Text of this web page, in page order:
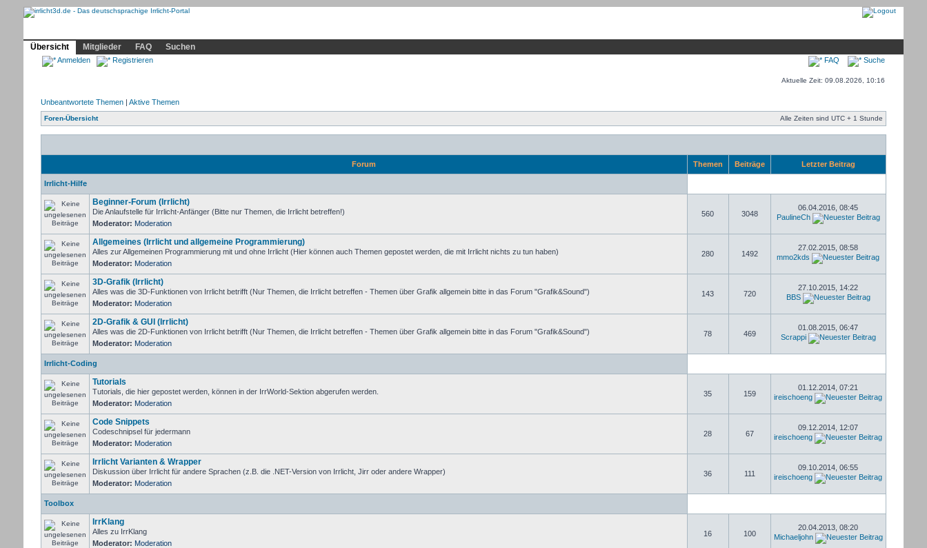
Übersicht
Mitglieder FAQ Suchen
Anmelden Registrieren FAQ Suche
Aktuelle Zeit: 09.08.2026, 10:16
Unbeantwortete Themen| Aktive Themen
Foren-Übersicht Alle Zeiten sind UTC + 1 Stunde
Forum Themen Beiträge Letzter Beitrag
Irrlicht-Hilfe
Beginner-Forum (Irrlicht)
Die Anlaufstelle für Irrlicht-Anfänger (Bitte nur Themen, die Irrlicht betreffen!)
Moderator: Moderation
560 3048
06.04.2016, 08:45
PaulineCh
Allgemeines (Irrlicht und allgemeine Programmierung)
Alles zur Allgemeinen Programmierung mit und ohne Irrlicht (Hier können auch Themen gepostet werden, die mit Irrlicht nichts zu tun haben)
Moderator: Moderation
280 1492
27.02.2015, 08:58
mmo2kds
3D-Grafik (Irrlicht)
Alles was die 3D-Funktionen von Irrlicht betrifft (Nur Themen, die Irrlicht betreffen - Themen über Grafik allgemein bitte in das Forum "Grafik&Sound")
Moderator: Moderation
143 720
27.10.2015, 14:22
BBS
2D-Grafik & GUI (Irrlicht)
Alles was die 2D-Funktionen von Irrlicht betrifft (Nur Themen, die Irrlicht betreffen - Themen über Grafik allgemein bitte in das Forum "Grafik&Sound")
Moderator: Moderation
78 469
01.08.2015, 06:47
Scrappi
Irrlicht-Coding
Tutorials
Tutorials, die hier gepostet werden, können in der IrrWorld-Sektion abgerufen werden.
Moderator: Moderation
35 159
01.12.2014, 07:21
ireischoeng
Code Snippets
Codeschnipsel für jedermann
Moderator: Moderation
28 67
09.12.2014, 12:07
ireischoeng
Irrlicht Varianten & Wrapper
Diskussion über Irrlicht für andere Sprachen (z.B. die .NET-Version von Irrlicht, Jirr oder andere Wrapper)
Moderator: Moderation
36 111
09.10.2014, 06:55
ireischoeng
Toolbox
IrrKlang
Alles zu IrrKlang
Moderator: Moderation
16 100
20.04.2013, 08:20
Michaeljohn